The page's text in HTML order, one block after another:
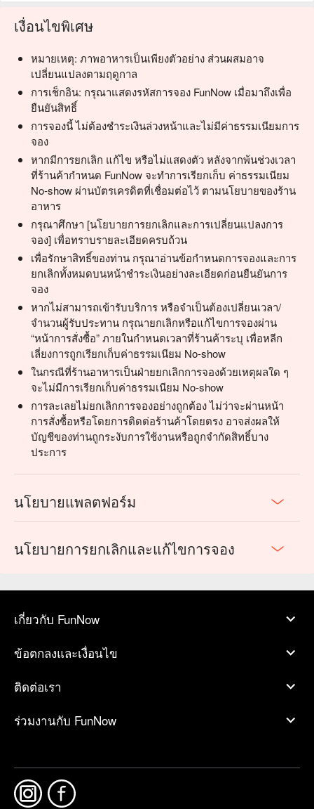
เงื่อนไขพิเศษ
หมายเหตุ: ภาพอาหารเป็นเพียงตัวอย่าง ส่วนผสมอาจ
เปลี่ยนแปลงตามฤดูกาล
การเช็กอิน: กรุณาแสดงรหัสการจอง FunNow เมื่อมาถึงเพื่อ
ยืนยันสิทธิ์
การจองนี้ ไม่ต้องชำระเงินล่วงหน้าและไม่มีค่าธรรมเนียมการ
จอง
หากมีการยกเลิก แก้ไข หรือไม่แสดงตัว หลังจากพ้นช่วงเวลา
ที่ร้านค้ากำหนด FunNow จะทำการเรียกเก็บ ค่าธรรมเนียม
No-show ผ่านบัตรเครดิตที่เชื่อมต่อไว้ ตามนโยบายของร้าน
อาหาร
กรุณาศึกษา [นโยบายการยกเลิกและการเปลี่ยนแปลงการ
จอง] เพื่อทราบรายละเอียดครบถ้วน
เพื่อรักษาสิทธิ์ของท่าน กรุณาอ่านข้อกำหนดการจองและการ
ยกเลิกทั้งหมดบนหน้าชำระเงินอย่างละเอียดก่อนยืนยันการ
จอง
หากไม่สามารถเข้ารับบริการ หรือจำเป็นต้องเปลี่ยนเวลา/
จำนวนผู้รับประทาน กรุณายกเลิกหรือแก้ไขการจองผ่าน
“หน้าการสั่งซื้อ” ภายในกำหนดเวลาที่ร้านค้าระบุ เพื่อหลีก
เลี่ยงการถูกเรียกเก็บค่าธรรมเนียม No-show
ในกรณีที่ร้านอาหารเป็นฝ่ายยกเลิกการจองด้วยเหตุผลใด ๆ
จะไม่มีการเรียกเก็บค่าธรรมเนียม No-show
การละเลยไม่ยกเลิกการจองอย่างถูกต้อง ไม่ว่าจะผ่านหน้า
การสั่งซื้อหรือโดยการติดต่อร้านค้าโดยตรง อาจส่งผลให้
บัญชีของท่านถูกระงับการใช้งานหรือถูกจำกัดสิทธิ์บาง
ประการ
นโยบายแพลตฟอร์ม
นโยบายการยกเลิกและแก้ไขการจอง
เกี่ยวกับ FunNow
ข้อตกลงและเงื่อนไข
ติดต่อเรา
ร่วมงานกับ FunNow